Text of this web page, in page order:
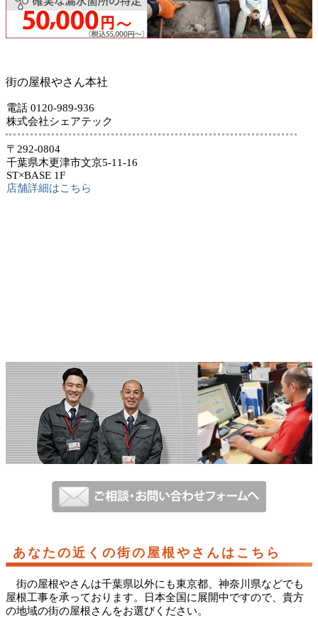
街の屋根やさん本社
電話 0120-989-936
株式会社シェアテック
〒292-0804
千葉県木更津市文京5-11-16
ST×BASE 1F
店舗詳細はこちら
あなたの近くの街の屋根やさんはこちら
街の屋根やさんは千葉県以外にも東京都、神奈川県などでも
屋根工事を承っております。日本全国に展開中ですので、貴方
の地域の街の屋根さんをお選びください。